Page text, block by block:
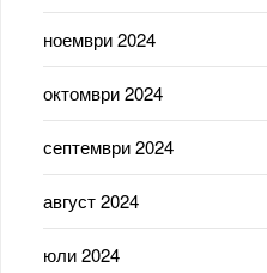
ноември 2024
октомври 2024
септември 2024
август 2024
юли 2024